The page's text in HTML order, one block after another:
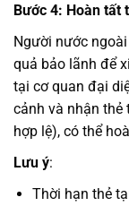
Bước 4: Hoàn tất
Người nước
quả bảo lãnh để
tại cơ quan đại
cảnh và nhận thẻ
hợp lệ), có thể
Lưu ý:
Thời hạn thẻ